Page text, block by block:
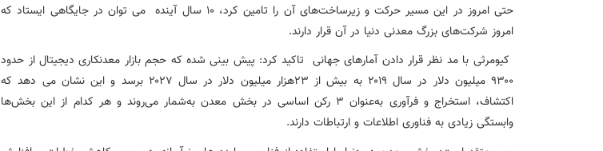
حتی امروز در این مسیر حرکت و زیرساخت‌های آن را تامین کرد،۱۰ سال آینده می توان در جایگاهی ایستاد که
امروز شرکت‌های بزرگ معدنی دنیا در آن قرار دارند.
کیومرثی با مد نظر قرار دادن آمارهای جهانی تاکید کرد: پیش بینی شده که حجم بازار معدنکاری دیجیتال از حدود
۹۳۰۰میلیون دلار در سال ۲۰۱۹ به بیش از ۲۳هزار میلیون دلار در سال ۲۰۲۷ برسد و این نشان می دهد که
اکتشاف، استخراج و فرآوری به‌عنوان ۳ رکن اساسی در بخش معدن به‌شمار می‌روند و هر کدام از این بخش‌ها
وابستگی زیادی به فناوری اطلاعات و ارتباطات دارند.